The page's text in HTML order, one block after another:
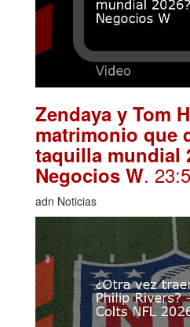
Zendaya y Tom
matrimonio que
taquilla mundial
Negocios W.
adn Noticias